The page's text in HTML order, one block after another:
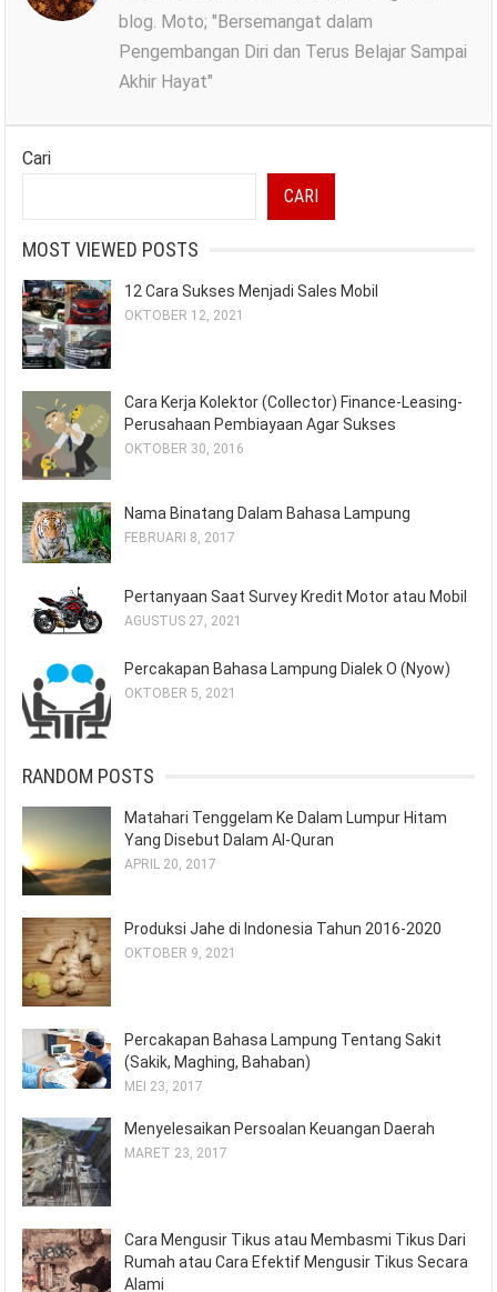
blog. Moto; "Bersemangat dalam
Pengembangan Diri dan Terus Belajar Sampai
Akhir Hayat"
Cari
CARI
MOST VIEWED POSTS
12 Cara Sukses Menjadi Sales Mobil
OKTOBER 12, 2021
Cara Kerja Kolektor (Collector) Finance-Leasing-
Perusahaan Pembiayaan Agar Sukses
OKTOBER 30, 2016
Nama Binatang Dalam Bahasa Lampung
FEBRUARI 8, 2017
Pertanyaan Saat Survey Kredit Motor atau Mobil
AGUSTUS 27, 2021
Percakapan Bahasa Lampung Dialek O (Nyow)
OKTOBER 5, 2021
RANDOM POSTS
Matahari Tenggelam Ke Dalam Lumpur Hitam
Yang Disebut Dalam Al-Quran
APRIL 20, 2017
Produksi Jahe di Indonesia Tahun 2016-2020
OKTOBER 9, 2021
Percakapan Bahasa Lampung Tentang Sakit
(Sakik, Maghing, Bahaban)
MEI 23, 2017
Menyelesaikan Persoalan Keuangan Daerah
MARET 23, 2017
Cara Mengusir Tikus atau Membasmi Tikus Dari
Rumah atau Cara Efektif Mengusir Tikus Secara
Alami